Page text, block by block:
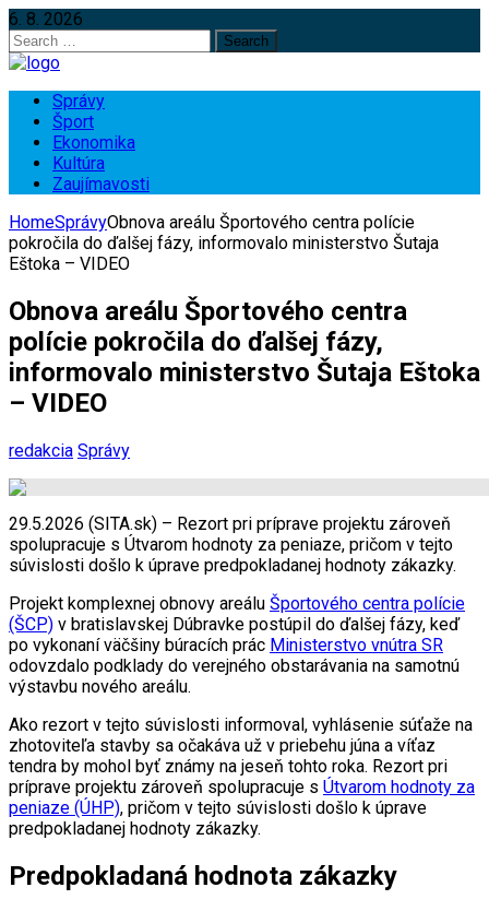
6. 8. 2026
Search
for:
Správy
Šport
Ekonomika
Kultúra
Zaujímavosti
HomeSprávyObnova areálu Športového centra polície
pokročila do ďalšej fázy, informovalo ministerstvo Šutaja
Eštoka – VIDEO
Obnova areálu Športového centra
polície pokročila do ďalšej fázy,
informovalo ministerstvo Šutaja Eštoka
– VIDEO
redakcia Správy
29.5.2026 (SITA.sk) – Rezort pri príprave projektu zároveň
spolupracuje s Útvarom hodnoty za peniaze, pričom v tejto
súvislosti došlo k úprave predpokladanej hodnoty zákazky.
Projekt komplexnej obnovy areálu Športového centra polície
(ŠCP) v bratislavskej Dúbravke postúpil do ďalšej fázy, keď
po vykonaní väčšiny búracích prác Ministerstvo vnútra SR
odovzdalo podklady do verejného obstarávania na samotnú
výstavbu nového areálu.
Ako rezort v tejto súvislosti informoval, vyhlásenie súťaže na
zhotoviteľa stavby sa očakáva už v priebehu júna a víťaz
tendra by mohol byť známy na jeseň tohto roka. Rezort pri
príprave projektu zároveň spolupracuje s Útvarom hodnoty za
peniaze (ÚHP), pričom v tejto súvislosti došlo k úprave
predpokladanej hodnoty zákazky.
Predpokladaná hodnota zákazky